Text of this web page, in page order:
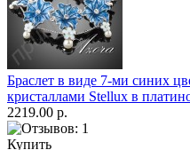
Браслет в виде 7-ми синих
кристаллами Stellux в
2219.00 р.
Купить